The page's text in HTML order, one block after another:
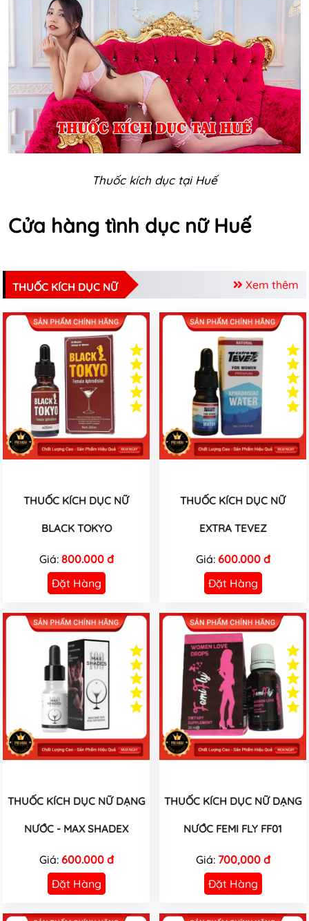
Thuốc kích dục tại Huế
Cửa hàng tình dục nữ Huế
Xem thêm
THUỐC KÍCH DỤC NỮ
THUỐC KÍCH DỤC NỮ
BLACK TOKYO
Giá: 800.000 đ
Đặt Hàng
THUỐC KÍCH DỤC NỮ
EXTRA TEVEZ
Giá: 600.000 đ
Đặt Hàng
THUỐC KÍCH DỤC NỮ DẠNG
NƯỚC - MAX SHADEX
Giá: 600.000 đ
Đặt Hàng
THUỐC KÍCH DỤC NỮ DẠNG
NƯỚC FEMI FLY FF01
Giá: 700,000 đ
Đặt Hàng